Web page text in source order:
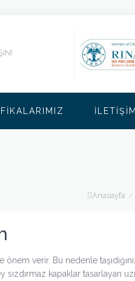
33
İLETİŞİM
Anasayfa /
verir. Bu nedenle
sızdırmaz kapaklar tasarlayan